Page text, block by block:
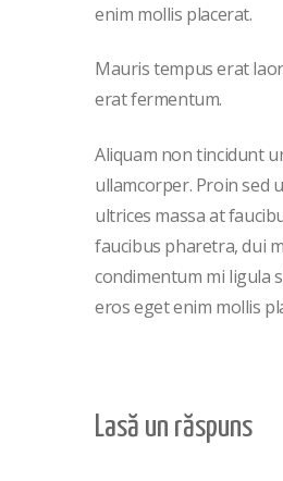
enim mollis placerat.
Mauris tempus erat
erat fermentum.
Aliquam non tincidunt
ullamcorper. Proin sed
ultrices massa at
faucibus pharetra, dui
condimentum mi ligula
eros eget enim mollis
Lasă un răspuns